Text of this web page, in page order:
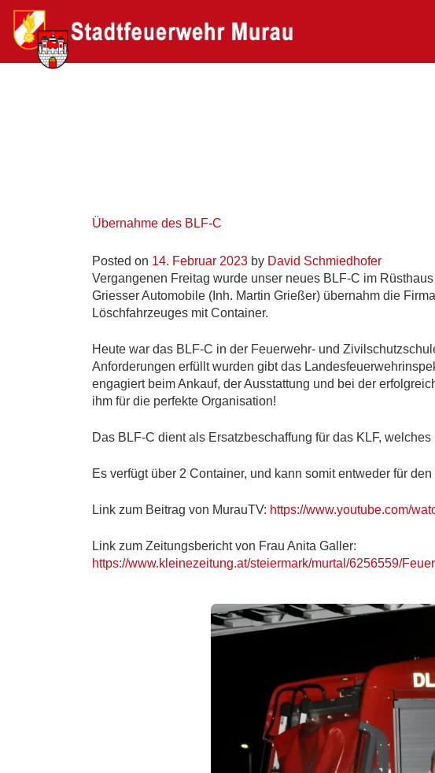
Übernahme des BLF-C
Posted on 14. Februar 2023 by David Schmiedhofer
Vergangenen Freitag wurde unser neues BLF-C im
Griesser Automobile (Inh. Martin Grießer) übernahm die
Löschfahrzeuges mit Container.
Heute war das BLF-C in der Feuerwehr- und
Anforderungen erfüllt wurden gibt das
engagiert beim Ankauf, der Ausstattung und bei der
ihm für die perfekte Organisation!
Das BLF-C dient als Ersatzbeschaffung für das KLF,
Es verfügt über 2 Container, und kann somit entweder für
Link zum Beitrag von MurauTV: https://www.youtube.com/
Link zum Zeitungsbericht von Frau Anita Galler:
https://www.kleinezeitung.at/steiermark/murtal/6256559/